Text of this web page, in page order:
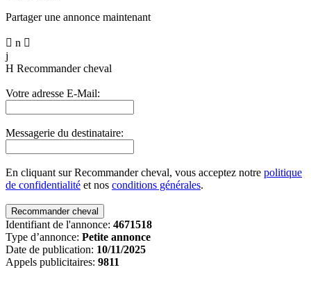
Partager une annonce maintenant
 n 
j
H Recommander cheval
Votre adresse E-Mail:
Messagerie du destinataire:
En cliquant sur Recommander cheval, vous acceptez notre politique
de confidentialité et nos conditions générales.
Identifiant de l'annonce: 4671518
Type d’annonce: Petite annonce
Date de publication: 10/11/2025
Appels publicitaires: 9811